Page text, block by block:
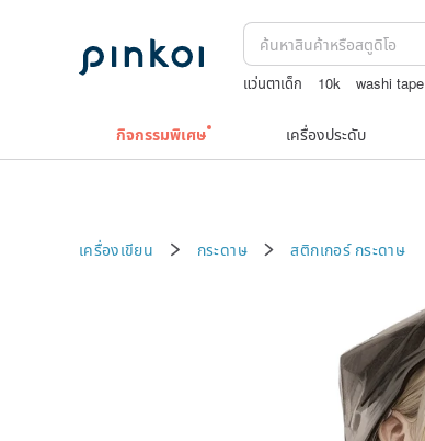
แว่นตาเด็ก 10k washi tape
กิจกรรมพิเศษ เครื่องประดับ
เครื่องเขียน กระดาษ สติกเกอร์ กระดาษ